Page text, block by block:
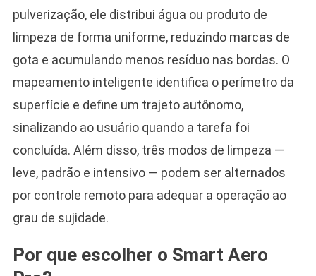
pulverização, ele distribui água ou produto de
limpeza de forma uniforme, reduzindo marcas de
gota e acumulando menos resíduo nas bordas. O
mapeamento inteligente identifica o perímetro da
superfície e define um trajeto autônomo,
sinalizando ao usuário quando a tarefa foi
concluída. Além disso, três modos de limpeza —
leve, padrão e intensivo — podem ser alternados
por controle remoto para adequar a operação ao
grau de sujidade.
Por que escolher o Smart Aero